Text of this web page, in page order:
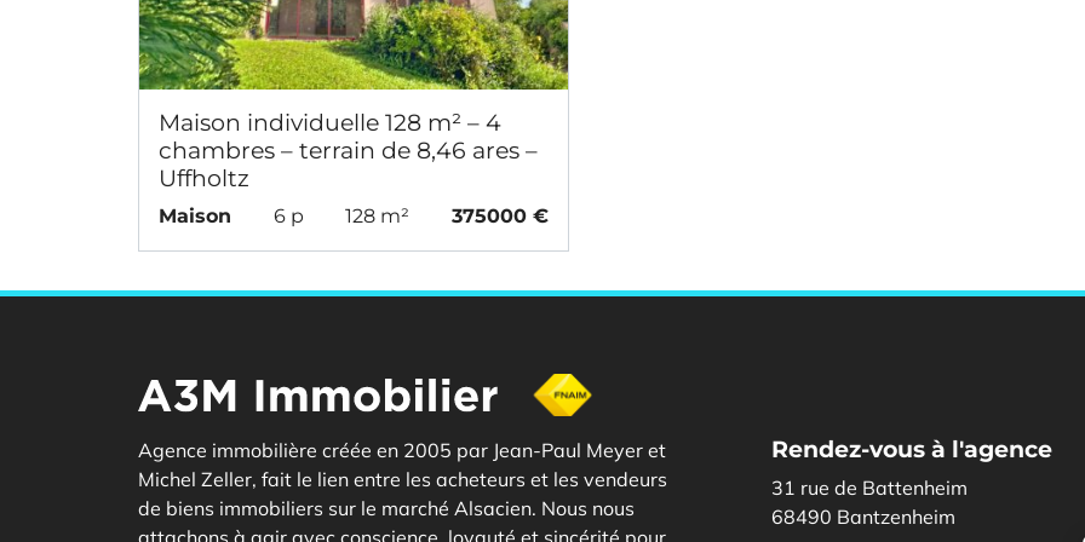
Maison individuelle 128 m² – 4
chambres – terrain de 8,46 ares –
Uffholtz
Maison 6 p 128 m² 375000 €
Agence immobilière créée en 2005 par Jean-Paul Meyer et
Michel Zeller, fait le lien entre les acheteurs et les vendeurs
de biens immobiliers sur le marché Alsacien. Nous nous
attachons à agir avec conscience, loyauté et sincérité pour
Rendez-vous à l'agence
31 rue de Battenheim
68490 Bantzenheim